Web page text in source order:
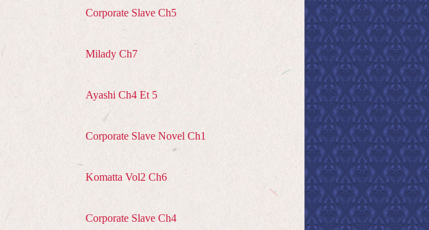
Corporate Slave Ch5
Milady Ch7
Ayashi Ch4 Et 5
Corporate Slave Novel Ch1
Komatta Vol2 Ch6
Corporate Slave Ch4